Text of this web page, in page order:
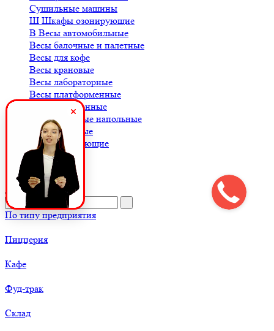
Сушильные машины
Ш Шкафы озонирующие
В Весы автомобильные
Весы балочные и палетные
Весы для кофе
Весы крановые
Весы лабораторные
Весы платформенные
Весы порционные
Весы товарные напольные
Весы торговые
ККомплектующие
По типу предприятия
Пиццерия
Кафе
Фуд-трак
Склад